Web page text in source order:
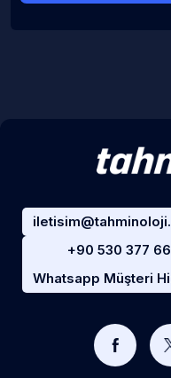
+90 530 377
Whatsapp Müşteri